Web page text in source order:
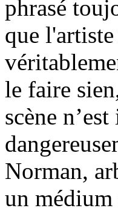
phrasé
que
le faire
scène
Norman,
un médium